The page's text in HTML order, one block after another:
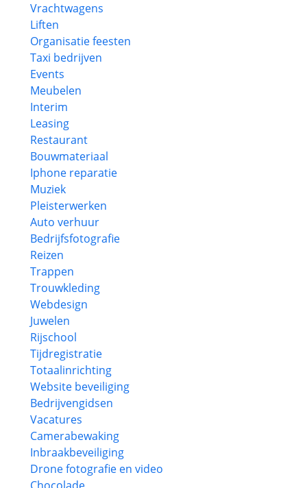
Vrachtwagens
Liften
Organisatie feesten
Taxi bedrijven
Events
Meubelen
Interim
Leasing
Restaurant
Bouwmateriaal
Iphone reparatie
Muziek
Pleisterwerken
Auto verhuur
Bedrijfsfotografie
Reizen
Trappen
Trouwkleding
Webdesign
Juwelen
Rijschool
Tijdregistratie
Totaalinrichting
Website beveiliging
Bedrijvengidsen
Vacatures
Camerabewaking
Inbraakbeveiliging
Drone fotografie en video